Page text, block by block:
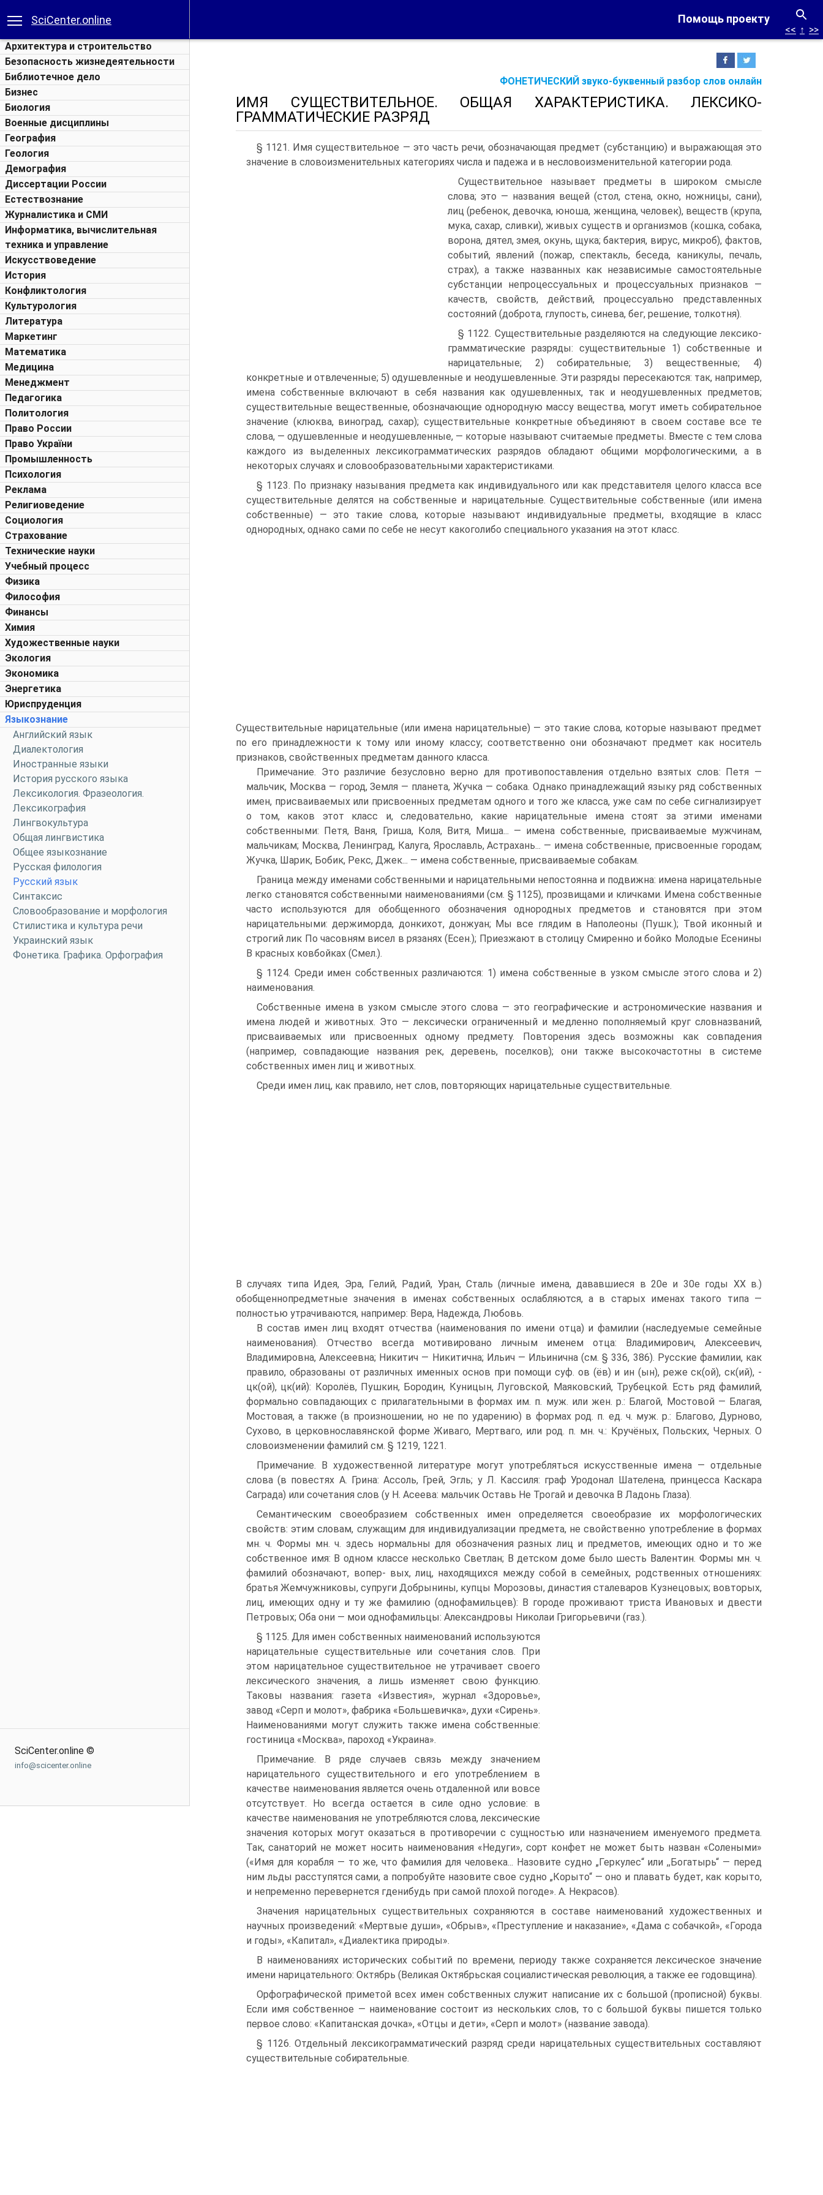
Помощь проекту
SciCenter.online
Архитектура и строительство
Безопасность жизнедеятельности
Библиотечное дело
Бизнес
Биология
Военные дисциплины
География
Геология
Демография
Диссертации России
Естествознание
Журналистика и СМИ
Информатика, вычислительная
техника и управление
Искусствоведение
История
Конфликтология
Культурология
Литература
Маркетинг
Математика
Медицина
Менеджмент
Педагогика
Политология
Право России
Право України
Промышленность
Психология
Реклама
Религиоведение
Социология
Страхование
Технические науки
Учебный процесс
Физика
Философия
Финансы
Химия
Художественные науки
Экология
Экономика
Энергетика
Юриспруденция
Языкознание
Английский язык
Диалектология
Иностранные языки
История русского языка
Лексикология. Фразеология.
Лексикография
Лингвокультура
Общая лингвистика
Общее языкознание
Русская филология
Русский язык
Синтаксис
Словообразование и морфология
Стилистика и культура речи
Украинский язык
Фонетика. Графика. Орфография
SciCenter.online ©
info@scicenter.online
ФОНЕТИЧЕСКИЙ звуко-буквенный разбор слов онлайн
<< ↑ >>
ИМЯ СУЩЕСТВИТЕЛЬНОЕ. ОБЩАЯ ХАРАКТЕРИСТИКА. ЛЕКСИКО­
ГРАММАТИЧЕСКИЕ РАЗРЯД
§ 1121. Имя существительное — это часть речи, обозначающая предмет (субстанцию) и выражающая это
значение в словоизменительных категориях числа и падежа и в несловоизменительной категории рода.
Существительное называет предметы в широком смысле
слова; это — названия вещей (стол, стена, окно, ножницы, сани),
лиц (ребенок, девочка, юноша, женщина, человек), веществ (крупа,
мука, сахар, сливки), живых существ и организмов (кошка, собака,
ворона, дятел, змея, окунь, щука; бактерия, вирус, микроб), фактов,
событий, явлений (пожар, спектакль, беседа, каникулы, печаль,
страх), а также названных как независимые самостоятельные
субстанции непроцессуальных и процессуальных признаков —
качеств, свойств, действий, процессуально представленных
состояний (доброта, глупость, синева, бег, решение, толкотня).
§ 1122. Существительные разделяются на следующие лексико­
грамматические разряды: существительные 1) собственные и
нарицательные; 2) собирательные; 3) вещественные; 4)
конкретные и отвлеченные; 5) одушевленные и неодушевленные. Эти разряды пересекаются: так, например,
имена собственные включают в себя названия как одушевленных, так и неодушевленных предметов;
существительные вещественные, обозначающие однородную массу вещества, могут иметь собирательное
значение (клюква, виноград, сахар); существительные конкретные объединяют в своем составе все те
слова, — одушевленные и неодушевленные, — которые называют считаемые предметы. Вместе с тем слова
каждого из выделенных лексико­грамматических разрядов обладают общими морфологическими, а в
некоторых случаях и словообразовательными характеристиками.
§ 1123. По признаку называния предмета как индивидуального или как представителя целого класса все
существительные делятся на собственные и нарицательные. Существительные собственные (или имена
собственные) — это такие слова, которые называют индивидуальные предметы, входящие в класс
однородных, однако сами по себе не несут какого­либо специального указания на этот класс.
Существительные нарицательные (или имена нарицательные) — это такие слова, которые называют предмет
по его принадлежности к тому или иному классу; соответственно они обозначают предмет как носитель
признаков, свойственных предметам данного класса.
Примечание. Это различие безусловно верно для противопоставления отдельно взятых слов: Петя —
мальчик, Москва — город, Земля — планета, Жучка — собака. Однако принадлежащий языку ряд собственных
имен, присваиваемых или присвоенных предметам одного и того же класса, уже сам по себе сигнализирует
о том, каков этот класс и, следовательно, какие нарицательные имена стоят за этими именами
собственными: Петя, Ваня, Гриша, Коля, Витя, Миша... — имена собственные, присваиваемые мужчинам,
мальчикам; Москва, Ленинград, Калуга, Ярославль, Астрахань... — имена собственные, присвоенные городам;
Жучка, Шарик, Бобик, Рекс, Джек... — имена собственные, присваиваемые собакам.
Граница между именами собственными и нарицательными непостоянна и подвижна: имена нарицательные
легко становятся собственными наименованиями (см. § 1125), прозвищами и кличками. Имена собственные
часто используются для обобщенного обозначения однородных предметов и становятся при этом
нарицательными: держиморда, донкихот, донжуан; Мы все глядим в Наполеоны (Пушк.); Твой иконный и
строгий лик По часовням висел в рязанях (Есен.); Приезжают в столицу Смиренно и бойко Молодые Есенины
В красных ковбойках (Смел.).
§ 1124. Среди имен собственных различаются: 1) имена собственные в узком смысле этого слова и 2)
наименования.
Собственные имена в узком смысле этого слова — это географические и астрономические названия и
имена людей и животных. Это — лексически ограниченный и медленно пополняемый круг слов­названий,
присваиваемых или присвоенных одному предмету. Повторения здесь возможны как совпадения
(например, совпадающие названия рек, деревень, поселков); они также высокочастотны в системе
собственных имен лиц и животных.
Среди имен лиц, как правило, нет слов, повторяющих нарицательные существительные.
В случаях типа Идея, Эра, Гелий, Радий, Уран, Сталь (личные имена, дававшиеся в 20­е и 30­е годы XX в.)
обобщенно­предметные значения в именах собственных ослабляются, а в старых именах такого типа —
полностью утрачиваются, например: Вера, Надежда, Любовь.
В состав имен лиц входят отчества (наименования по имени отца) и фамилии (наследуемые семейные
наименования). Отчество всегда мотивировано личным именем отца: Владимирович, Алексеевич,
Владимировна, Алексеевна; Никитич — Никитична; Ильич — Ильинична (см. § 336, 386). Русские фамилии, как
правило, образованы от различных именных основ при помощи суф. ­ов (­ёв) и ­ин (­ын), реже ­ск(ой), ­ск(ий), ­
цк(ой), ­цк(ий): Королёв, Пушкин, Бородин, Куницын, Луговской, Маяковский, Трубецкой. Есть ряд фамилий,
формально совпадающих с прилагательными в формах им. п. муж. или жен. р.: Благой, Мостовой — Благая,
Мостовая, а также (в произношении, но не по ударению) в формах род. п. ед. ч. муж. р.: Благово, Дурново,
Сухово, в церковнославянской форме Живаго, Мертваго, или род. п. мн. ч.: Кручёных, Польских, Черных. О
словоизменении фамилий см. § 1219, 1221.
Примечание. В художественной литературе могут употребляться искусственные имена — отдельные
слова (в повестях А. Грина: Ассоль, Грей, Эгль; у Л. Кассиля: граф Уродонал Шателена, принцесса Каскара
Саграда) или сочетания слов (у Н. Асеева: мальчик Оставь Не Трогай и девочка В Ладонь Глаза).
Семантическим своеобразием собственных имен определяется своеобразие их морфологических
свойств: этим словам, служащим для индивидуализации предмета, не свойственно употребление в формах
мн. ч. Формы мн. ч. здесь нормальны для обозначения разных лиц и предметов, имеющих одно и то же
собственное имя: В одном классе несколько Светлан; В детском доме было шесть Валентин. Формы мн. ч.
фамилий обозначают, во­пер- вых, лиц, находящихся между собой в семейных, родственных отношениях:
братья Жемчужниковы, супруги Добрынины, купцы Морозовы, династия сталеваров Кузнецовых; во­вторых,
лиц, имеющих одну и ту же фамилию (однофамильцев): В городе проживают триста Ивановых и двести
Петровых; Оба они — мои однофамильцы: Александровы Николаи Григорьевичи (газ.).
§ 1125. Для имен собственных наименований используются
нарицательные существительные или сочетания слов. При
этом нарицательное существительное не утрачивает своего
лексического значения, а лишь изменяет свою функцию.
Таковы названия: газета «Известия», журнал «Здоровье»,
завод «Серп и молот», фабрика «Большевичка», духи «Сирень».
Наименованиями могут служить также имена собственные:
гостиница «Москва», пароход «Украина».
Примечание. В ряде случаев связь между значением
нарицательного существительного и его употреблением в
качестве наименования является очень отдаленной или вовсе
отсутствует. Но всегда остается в силе одно условие: в
качестве наименования не употребляются слова, лексические
значения которых могут оказаться в противоречии с сущностью или назначением именуемого предмета.
Так, санаторий не может носить наименования «Недуги», сорт конфет не может быть назван «Солеными»
(«Имя для корабля — то же, что фамилия для человека... Назовите судно „Геркулес“ или ,,Богатырь“ — перед
ним льды расступятся сами, а попробуйте назовите свое судно „Корыто“ — оно и плавать будет, как корыто,
и непременно перевернется где­нибудь при самой плохой погоде». А. Некрасов).
Значения нарицательных существительных сохраняются в составе наименований художественных и
научных произведений: «Мертвые души», «Обрыв», «Преступление и наказание», «Дама с собачкой», «Города
и годы», «Капитал», «Диалектика природы».
В наименованиях исторических событий по времени, периоду также сохраняется лексическое значение
имени нарицательного: Октябрь (Великая Октябрьская социалистическая революция, а также ее годовщина).
Орфографической приметой всех имен собственных служит написание их с большой (прописной) буквы.
Если имя собственное — наименование состоит из нескольких слов, то с большой буквы пишется только
первое слово: «Капитанская дочка», «Отцы и дети», «Серп и молот» (название завода).
§ 1126. Отдельный лексико­грамматический разряд среди нарицательных существительных составляют
существительные собирательные.